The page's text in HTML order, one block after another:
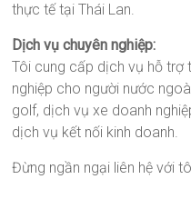
thực tế tại Thái Lan.
Dịch vụ chuyên nghiệp:
Tôi cung cấp dịch vụ hỗ
nghiệp cho người nước
golf, dịch vụ xe doanh
dịch vụ kết nối kinh doanh.
Đừng ngần ngại liên hệ với